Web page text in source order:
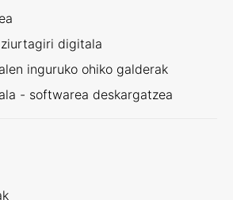
digitala
inguruko ohiko galderak
- softwarea deskargatzea